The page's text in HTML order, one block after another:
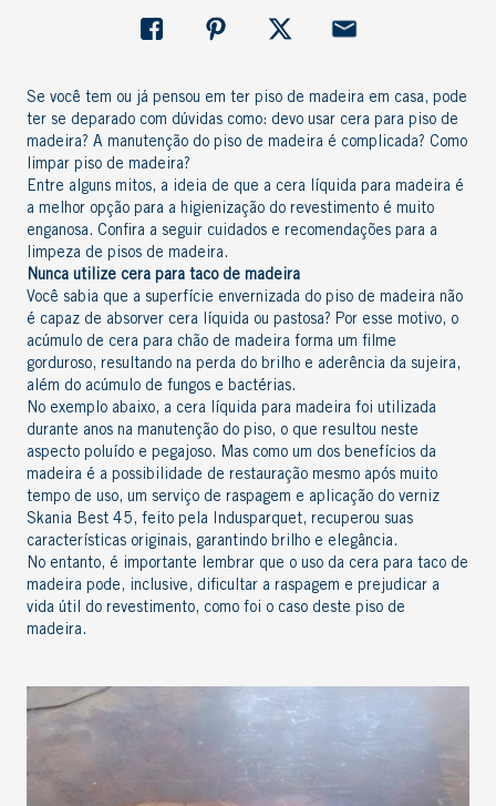
Se você tem ou já pensou em ter piso de madeira em casa, pode
ter se deparado com dúvidas como: devo usar cera para piso de
madeira? A manutenção do piso de madeira é complicada? Como
limpar piso de madeira?
Entre alguns mitos, a ideia de que a cera líquida para madeira é
a melhor opção para a higienização do revestimento é muito
enganosa. Confira a seguir cuidados e recomendações para a
limpeza de pisos de madeira.
Nunca utilize cera para taco de madeira
Você sabia que a superfície envernizada do piso de madeira não
é capaz de absorver cera líquida ou pastosa? Por esse motivo, o
acúmulo de cera para chão de madeira forma um filme
gorduroso, resultando na perda do brilho e aderência da sujeira,
além do acúmulo de fungos e bactérias.
No exemplo abaixo, a cera líquida para madeira foi utilizada
durante anos na manutenção do piso, o que resultou neste
aspecto poluído e pegajoso. Mas como um dos benefícios da
madeira é a possibilidade de restauração mesmo após muito
tempo de uso, um serviço de raspagem e aplicação do verniz
Skania Best 45, feito pela Indusparquet, recuperou suas
características originais, garantindo brilho e elegância.
No entanto, é importante lembrar que o uso da cera para taco de
madeira pode, inclusive, dificultar a raspagem e prejudicar a
vida útil do revestimento, como foi o caso deste piso de
madeira.